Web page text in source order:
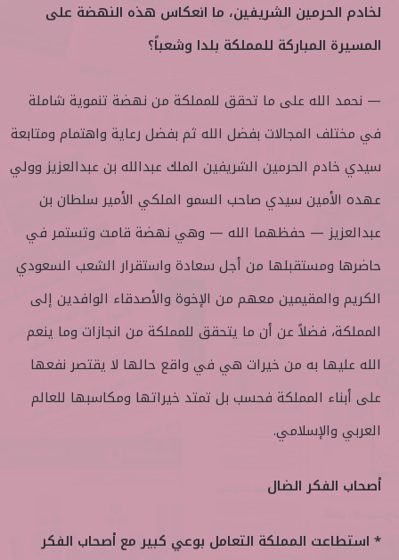
لخادم الحرمين الشريفين، ما انعكاس هذه النهضة على
المسيرة المباركة للمملكة بلدا وشعباً؟
— نحمد الله على ما تحقق للمملكة من نهضة تنموية شاملة
في مختلف المجالات بفضل الله ثم بفضل رعاية واهتمام ومتابعة
سيدي خادم الحرمين الشريفين الملك عبدالله بن عبدالعزيز وولي
عهده الأمين سيدي صاحب السمو الملكي الأمير سلطان بن
عبدالعزيز — حفظهما الله — وهي نهضة قامت وتستمر في
حاضرها ومستقبلها من أجل سعادة واستقرار الشعب السعودي
الكريم والمقيمين معهم من الإخوة والأصدقاء الوافدين إلى
المملكة، فضلاً عن أن ما يتحقق للمملكة من انجازات وما ينعم
الله عليها به من خيرات هي في واقع حالها لا يقتصر نفعها
على أبناء المملكة فحسب بل تمتد خيراتها ومكاسبها للعالم
العربي والإسلامي.
أصحاب الفكر الضال
* استطاعت المملكة التعامل بوعي كبير مع أصحاب الفكر